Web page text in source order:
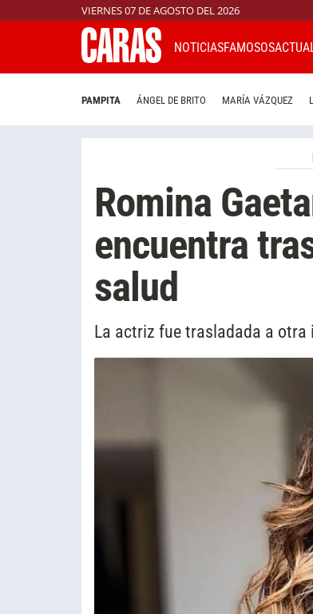
VIERNES 07 DE AGOSTO DEL 2026
NOTICIASFAMOSOS
PAMPITA ÁNGEL DE BRITO MARÍA VÁZQUEZ
Romina
encuentra
salud
La actriz fue trasladada a otra